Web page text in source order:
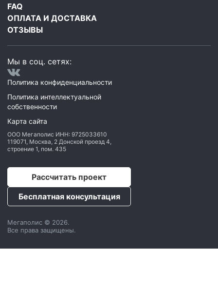
FAQ
ОПЛАТА И ДОСТАВКА
ОТЗЫВЫ
Мы в соц. сетях:
Политика конфиденциальности
Политика интеллектуальной
собственности
Карта сайта
ООО Мегаполис ИНН: 9725033610
119071, Москва, 2 Донской проезд 4,
строение 1, пом. 435
Рассчитать проект
Бесплатная консультация
Мегаполис © 2026.
Все права защищены.